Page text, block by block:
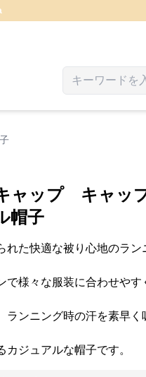
ャップ キャッ
帽子
れた快適な被り心地のラン
で様々な服装に合わせや
ランニング時の汗を素早
カジュアルな帽子です。